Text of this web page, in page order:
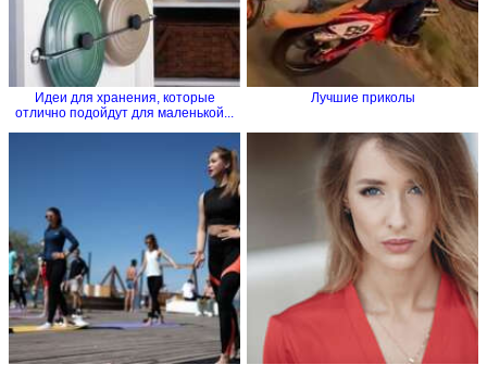
Идеи для хранения, которые
отлично подойдут для маленькой...
Лучшие приколы